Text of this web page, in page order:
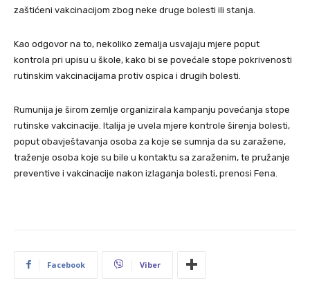
zaštićeni vakcinacijom zbog neke druge bolesti ili stanja.
Kao odgovor na to, nekoliko zemalja usvajaju mjere poput
kontrola pri upisu u škole, kako bi se povećale stope pokrivenosti
rutinskim vakcinacijama protiv ospica i drugih bolesti.
Rumunija je širom zemlje organizirala kampanju povećanja stope
rutinske vakcinacije. Italija je uvela mjere kontrole širenja bolesti,
poput obavještavanja osoba za koje se sumnja da su zaražene,
traženje osoba koje su bile u kontaktu sa zaraženim, te pružanje
preventive i vakcinacije nakon izlaganja bolesti, prenosi Fena.
Facebook Viber